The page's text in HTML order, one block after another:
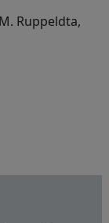
Ruppeldta,